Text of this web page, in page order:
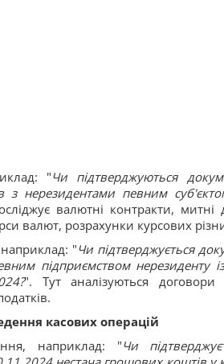
"Чи підтверджуються
з нерезидентами певним
валютні контракти, митні
валют, розрахунки курсових
"Чи підтверджується
підприємством нерезиденту
". Тут аналізуються
касових операцій
наприклад: "Чи